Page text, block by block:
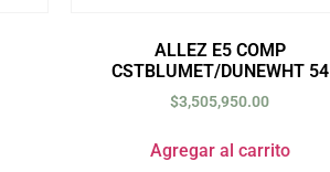
ALLEZ E5 COMP
CSTBLUMET/DUNEWHT 54
$3,505,950.00
Agregar al carrito